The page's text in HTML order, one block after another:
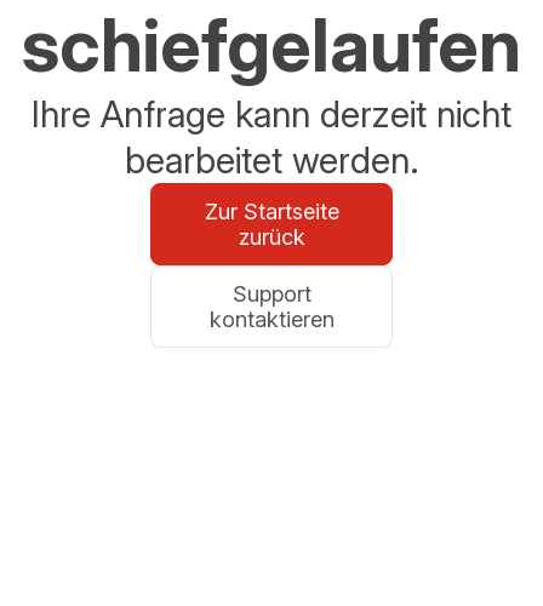
schiefgelaufen
Ihre Anfrage kann derzeit nicht
bearbeitet werden.
Zur Startseite
zurück
Support
kontaktieren